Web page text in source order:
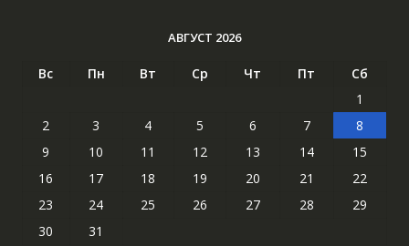
АВГУСТ 2026
Вс Пн Вт Ср Чт Пт
Сб
1
2
3 4 5 6 7
8
9
10 11 12 13 14
15
16
17 18 19 20 21
22
23
24 25 26 27 28
29
30
31